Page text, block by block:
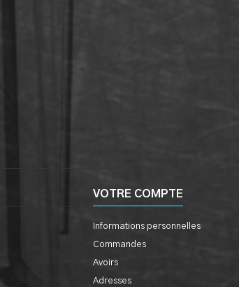
VOTRE COMPTE
Informations personnelles
Commandes
Avoirs
Adresses